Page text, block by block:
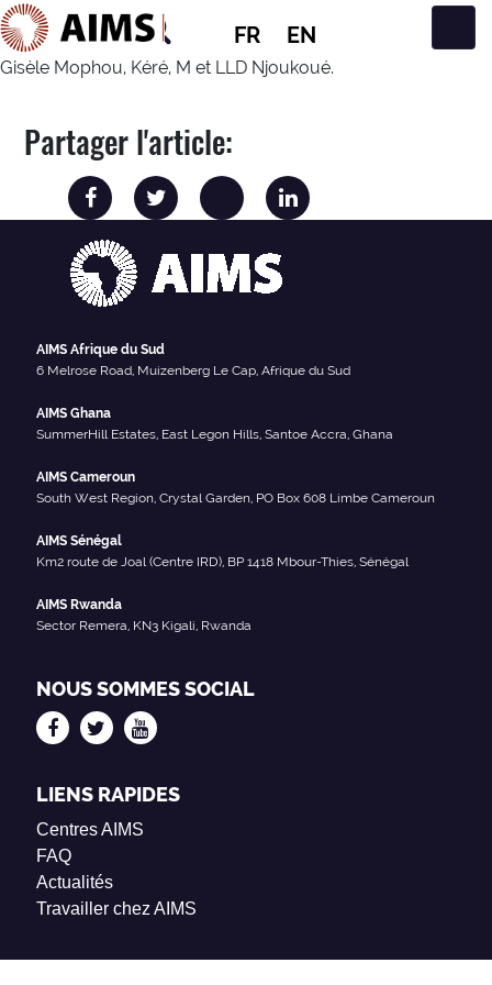
FR EN
Navigation principale
Gisèle Mophou, Kéré, M et LLD Njoukoué.
Partager l'article:
AIMS Afrique du Sud
6 Melrose Road, Muizenberg Le Cap, Afrique du Sud
AIMS Ghana
SummerHill Estates, East Legon Hills, Santoe Accra, Ghana
AIMS Cameroun
South West Region, Crystal Garden, PO Box 608 Limbe Cameroun
AIMS Sénégal
Km2 route de Joal (Centre IRD), BP 1418 Mbour-Thies, Sénégal
AIMS Rwanda
Sector Remera, KN3 Kigali, Rwanda
NOUS SOMMES SOCIAL
LIENS RAPIDES
Centres AIMS
FAQ
Actualités
Travailler chez AIMS